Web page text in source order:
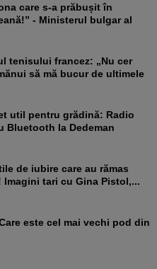
- Ministerul bulgar al
să mă bucur de ultimele
Bluetooth la Dedeman
Imagini tari cu Gina Pistol,...